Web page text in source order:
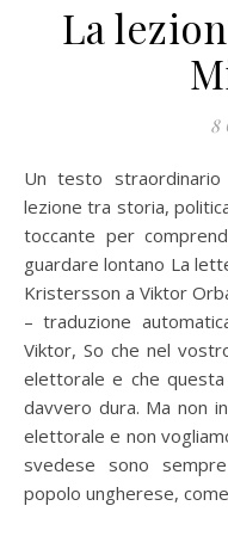
La
8
Un testo straordinario da leggere con attenzione Una
lezione tra storia,
toccante per
guardare lontano La
Kristersson a Viktor
– traduzione
Viktor, So che nel
elettorale e che
davvero dura. Ma non
elettorale e non
svedese sono
popolo ungherese,